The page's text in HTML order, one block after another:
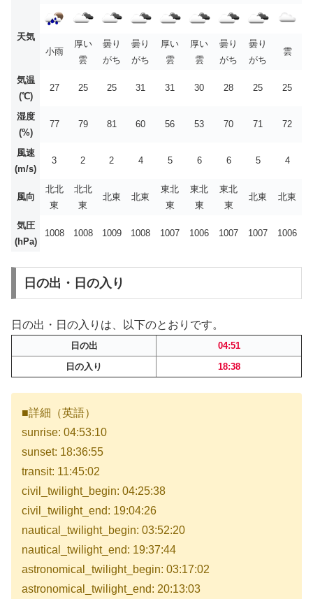
天気
小雨
厚い
雲
曇り
がち
曇り
がち
厚い
雲
厚い
雲
曇り
がち
曇り
がち
雲
気温
(℃)
27 25 25 31 31 30 28 25 25
湿度
(%)
77 79 81 60 56 53 70 71 72
風速
(m/s)
3 2 2 4 5 6 6 5 4
風向
北北
東
北北
東
北東 北東
東北
東
東北
東
東北
東
北東 北東
気圧
(hPa)
1008 1008 1009 1008 1007 1006 1007 1007 1006
日の出・日の入り
日の出・日の入りは、以下のとおりです。
日の出
04:51
日の入り
18:38
■詳細（英語）
sunrise: 04:53:10
sunset: 18:36:55
transit: 11:45:02
civil_twilight_begin: 04:25:38
civil_twilight_end: 19:04:26
nautical_twilight_begin: 03:52:20
nautical_twilight_end: 19:37:44
astronomical_twilight_begin: 03:17:02
astronomical_twilight_end: 20:13:03